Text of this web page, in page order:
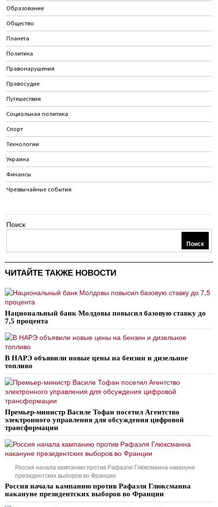
Образование
Общество
Планета
Политика
Правонарушения
Правосудие
Путешествия
Социальная политика
Спорт
Технологии
Украина
Финансы
Чрезвычайные события
Поиск
Поиск
ЧИТАЙТЕ ТАКЖЕ НОВОСТИ
Национальный банк Молдовы повысил базовую ставку до
7,5 процента
В НАРЭ объявили новые цены на бензин и дизельное
топливо
Премьер-министр Василе Тофан посетил Агентство
электронного управления для обсуждения цифровой
трансформации
Россия начала кампанию против Рафаэля Глюксманна накануне
президентских выборов во Франции
Россия начала кампанию против Рафаэля Глюксманна
накануне президентских выборов во Франции